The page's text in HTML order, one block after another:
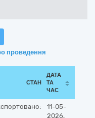
проведення
СТАН
ДАТА
ТА
ЧАС
11-05-
2026,